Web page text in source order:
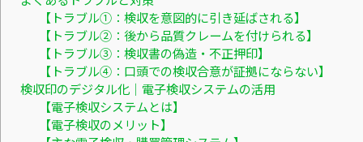
【トラブル①：検収を意図的に引き延ばされる】
【トラブル②：後から品質クレームを付けられる】
【トラブル③：検収書の偽造・不正押印】
【トラブル④：口頭での検収合意が証拠にならない】
検収印のデジタル化｜電子検収システムの活用
【電子検収システムとは】
【電子検収のメリット】